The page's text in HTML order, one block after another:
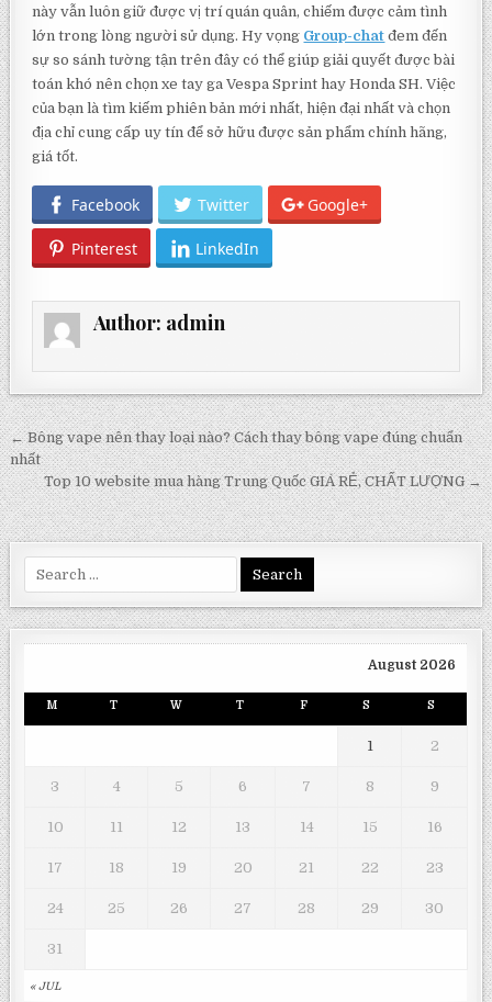
này vẫn luôn giữ được vị trí quán quân, chiếm được cảm tình
lớn trong lòng người sử dụng. Hy vọng Group-chat đem đến
sự so sánh tường tận trên đây có thể giúp giải quyết được bài
toán khó nên chọn xe tay ga Vespa Sprint hay Honda SH. Việc
của bạn là tìm kiếm phiên bản mới nhất, hiện đại nhất và chọn
địa chỉ cung cấp uy tín để sở hữu được sản phẩm chính hãng,
giá tốt.
Facebook Twitter Google+
Pinterest LinkedIn
Author: admin
Post
navigation
← Bông vape nên thay loại nào? Cách thay bông vape đúng chuẩn
nhất
Top 10 website mua hàng Trung Quốc GIÁ RẺ, CHẤT LƯỢNG →
Search
for:
August 2026
M T W T F S S
« JUL
1 2
3 4 5 6 7 8 9
10 11 12 13 14 15 16
17 18 19 20 21 22 23
24 25 26 27 28 29 30
31